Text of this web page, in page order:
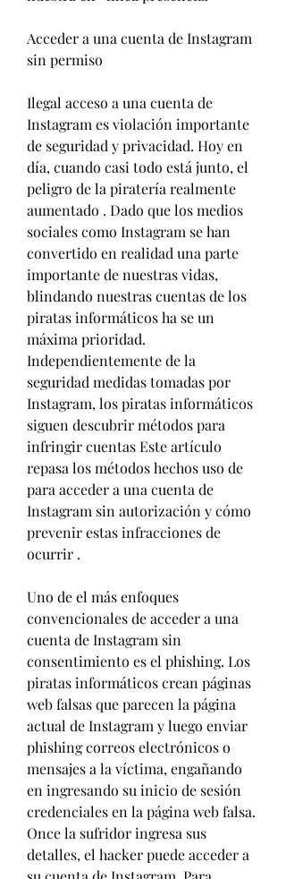
Acceder a una cuenta de Instagram
sin permiso
Ilegal acceso a una cuenta de
Instagram es violación importante
de seguridad y privacidad. Hoy en
día, cuando casi todo está junto, el
peligro de la piratería realmente
aumentado . Dado que los medios
sociales como Instagram se han
convertido en realidad una parte
importante de nuestras vidas,
blindando nuestras cuentas de los
piratas informáticos ha se un
máxima prioridad.
Independientemente de la
seguridad medidas tomadas por
Instagram, los piratas informáticos
siguen descubrir métodos para
infringir cuentas Este artículo
repasa los métodos hechos uso de
para acceder a una cuenta de
Instagram sin autorización y cómo
prevenir estas infracciones de
ocurrir .
Uno de el más enfoques
convencionales de acceder a una
cuenta de Instagram sin
consentimiento es el phishing. Los
piratas informáticos crean páginas
web falsas que parecen la página
actual de Instagram y luego enviar
phishing correos electrónicos o
mensajes a la víctima, engañando
en ingresando su inicio de sesión
credenciales en la página web falsa.
Once la sufridor ingresa sus
detalles, el hacker puede acceder a